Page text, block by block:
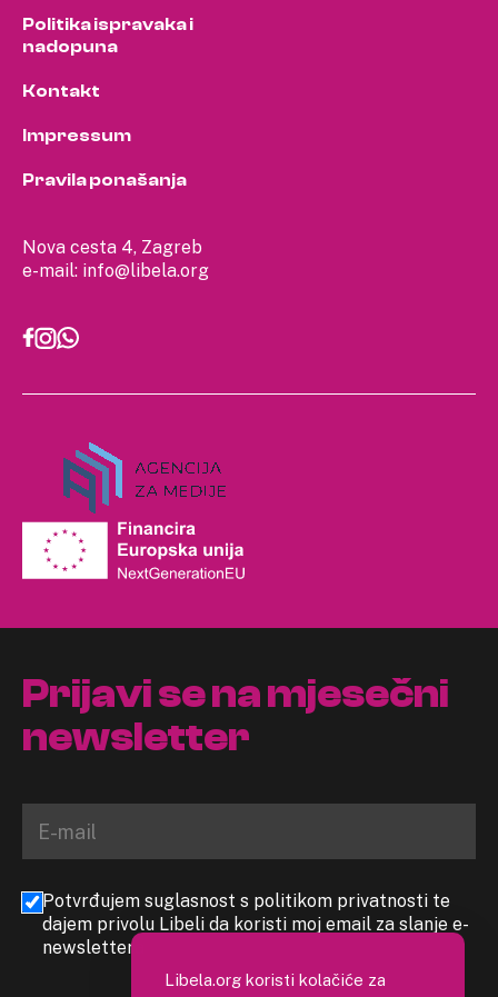
Nova cesta 4, Zagreb
e-mail: info@libela.org
Politika ispravaka i
nadopuna
Kontakt
Impressum
Pravila ponašanja
Prijavi se na mjesečni
newsletter
Potvrđujem suglasnost s politikom privatnosti te
dajem privolu Libeli da koristi moj email za slanje e-
newslettera
Libela.org koristi kolačiće za